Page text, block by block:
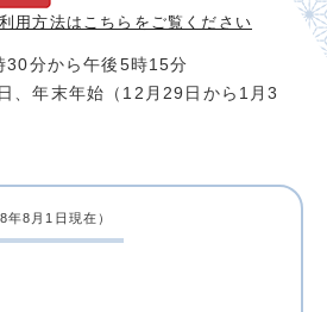
用方法は こちらをご覧ください
30分から午後5時15分
、年末年始（12月29日から1月3
8年8月1日現在）